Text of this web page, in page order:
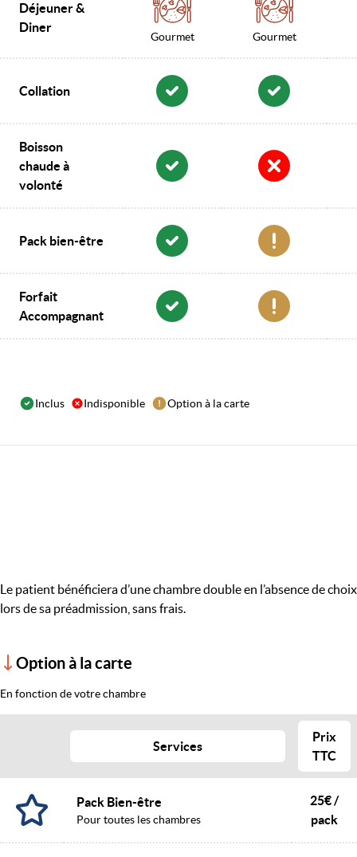
Déjeuner &
Diner
Gourmet Gourmet
Collation
Boisson
chaude à
volonté
Pack bien-être
Forfait
Accompagnant
Inclus Indisponible Option à la carte
Le patient bénéficiera d’une chambre double en l’absence de choix
lors de sa préadmission, sans frais.
Option à la carte
En fonction de votre chambre
Services
Prix
TTC
Pack Bien-être
Pour toutes les chambres
25€ /
pack